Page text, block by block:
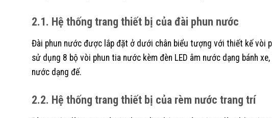
2.1. Hệ thống trang thiết bị của đài phun nước
Đài phun nước được lắp đặt ở dưới chân biểu tượng với thiết kế vòi
sử dụng 8 bộ vòi phun tia nước kèm đèn LED âm nước dạng bánh
nước dạng đế.
2.2. Hệ thống trang thiết bị của rèm nước trang trí